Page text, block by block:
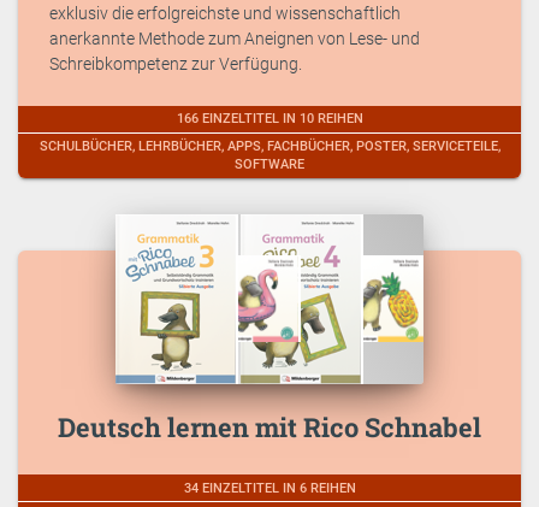
exklusiv die erfolgreichste und wissenschaftlich
anerkannte Methode zum Aneignen von Lese- und
Schreibkompetenz zur Verfügung.
166 EINZELTITEL IN 10 REIHEN
SCHULBÜCHER, LEHRBÜCHER, APPS, FACHBÜCHER, POSTER, SERVICETEILE,
SOFTWARE
Deutsch lernen mit Rico Schnabel
34 EINZELTITEL IN 6 REIHEN